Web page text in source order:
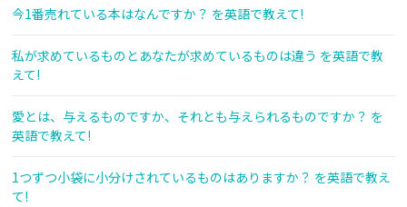
今1番売れている本はなんですか？ を英語で教えて!
私が求めているものとあなたが求めているものは違う を英語で教
えて!
愛とは、与えるものですか、それとも与えられるものですか？ を
英語で教えて!
1つずつ小袋に小分けされているものはありますか？ を英語で教え
て!